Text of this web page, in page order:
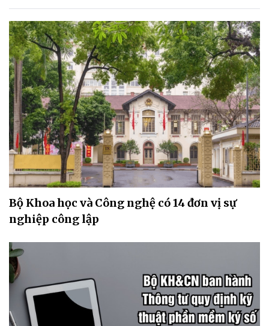
Bộ Khoa học và Công nghệ có 14 đơn vị sự
nghiệp công lập